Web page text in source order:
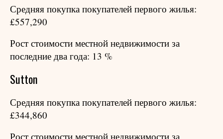
Средняя покупка покупателей первого жилья:
£557,290
Рост стоимости местной недвижимости за
последние два года: 13 %
Sutton
Средняя покупка покупателей первого жилья:
£344,860
Рост стоимости местной недвижимости за